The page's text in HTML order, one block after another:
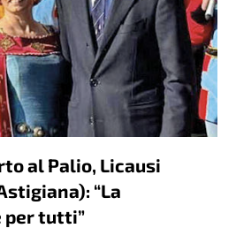
al Palio, Licausi
“La
per tutti”